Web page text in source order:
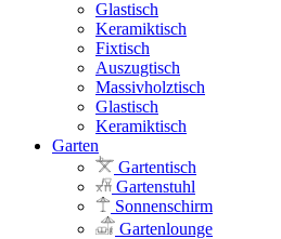
Glastisch
Keramiktisch
Fixtisch
Auszugtisch
Massivholztisch
Glastisch
Keramiktisch
Garten
Gartentisch
Gartenstuhl
Sonnenschirm
Gartenlounge